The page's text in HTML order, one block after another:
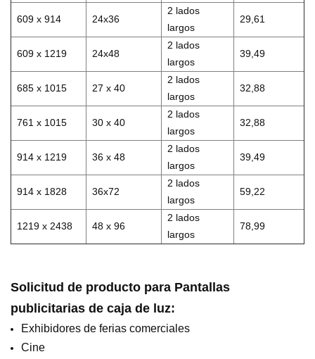
609 x 914 24x36
2 lados
largos
29,61
609 x 1219 24x48
2 lados
largos
39,49
685 x 1015 27 x 40
2 lados
largos
32,88
761 x 1015 30 x 40
2 lados
largos
32,88
914 x 1219 36 x 48
2 lados
largos
39,49
914 x 1828 36x72
2 lados
largos
59,22
1219 x 2438 48 x 96
2 lados
largos
78,99
Solicitud de producto para Pantallas
publicitarias de caja de luz:
Exhibidores de ferias comerciales
Cine